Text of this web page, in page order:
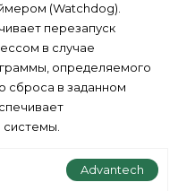
(Watchdog).
перезапуск
в случае
определяемого
сброса в заданном
Advantech